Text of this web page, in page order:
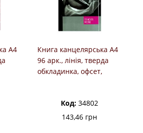
А4
Книга канцелярська А4
96 арк., лінія, тверда
обкладинка, офсет,
Код:34802
143,46 грн